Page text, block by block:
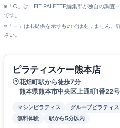
※「○」は、FIT PALETTE編集部が独自の調査
です。
※「－」は未提供を示すものではありません。
さい。
ピラティスケー熊本店
花畑町駅から徒歩7分
熊本県熊本市中央区上通町1番22
マシンピラティス グループピラティス
無料体験
駅から5分以内